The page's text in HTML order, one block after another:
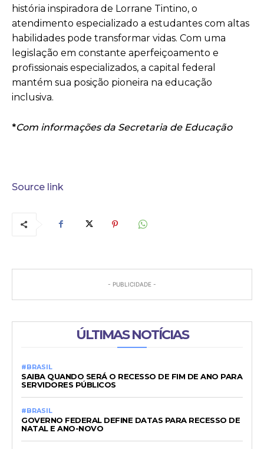
história inspiradora de Lorrane Tintino, o
atendimento especializado a estudantes com altas
habilidades pode transformar vidas. Com uma
legislação em constante aperfeiçoamento e
profissionais especializados, a capital federal
mantém sua posição pioneira na educação
inclusiva.
*Com informações da Secretaria de Educação
Source link
- PUBLICIDADE -
ÚLTIMAS NOTÍCIAS
#BRASIL
SAIBA QUANDO SERÁ O RECESSO DE FIM DE ANO PARA
SERVIDORES PÚBLICOS
#BRASIL
GOVERNO FEDERAL DEFINE DATAS PARA RECESSO DE
NATAL E ANO-NOVO